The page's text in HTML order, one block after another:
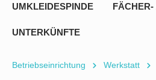
UMKLEIDESPINDE
UNTERKÜNFTE
Betriebseinrichtung Werkstatt